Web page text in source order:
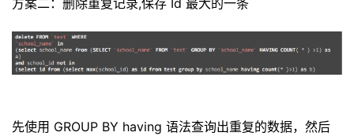
方案二：删除重复记录,保存 Id 最大的一条
先使用 GROUP BY having 语法查询出重复的数据，然后